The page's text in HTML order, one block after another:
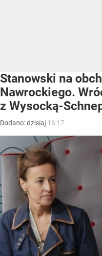
Stanowski na
Nawrockiego.
z Wysocką-
Dodano:dzisiaj 16:17